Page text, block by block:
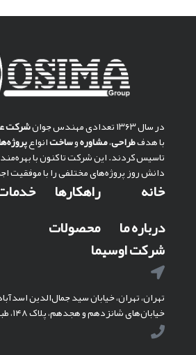
در سال ۱۳۶۳ تعدادی مهندس جوان شركت
با هدفطراحی،مشاورهوساختانواع
تاسیس کردند. این شرکت تا کنون با
دانش روز پروژه‌های مختلفی را با موفقیت
خانه
درباره ما
راهکارها
محصولات
شرکت اوسیما
تهران، تهران، خیابان سید جمال‌الدین
خیابان‌های شانزدهم و هجدهم، پلاک ۱۴۸، طبقه چهارم، واحد ۱۱